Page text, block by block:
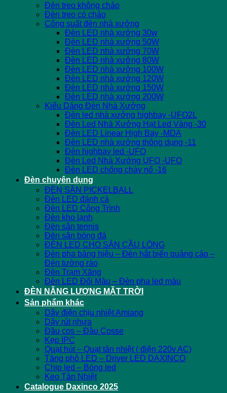
Đèn treo không chảo
Đèn treo có chảo
Công suất đèn nhà xưởng
Đèn LED nhà xưởng 30w
Đèn LED nhà xưởng 50W
Đèn LED nhà xưởng 70W
Đèn LED nhà xưởng 80W
Đèn LED nhà xưởng 100W
Đèn LED nhà xưởng 120W
Đèn LED nhà xưởng 150W
Đèn LED nhà xưởng 200W
Kiểu Dáng Đèn Nhà Xưởng
Đèn led nhà xưởng highbay -UFO2L
Đèn Led Nhà Xưởng Hạt Led Vàng -30
Đèn LED Linear High Bay -MDA
Đèn LED nhà xưởng thông dụng -11
Đèn highbay led -UFO
Đèn Led Nhà Xưởng UFO -UFO
Đèn LED chống cháy nổ -16
Đèn chuyên dụng
ĐÈN SÂN PICKELBALL
Đèn LED đánh cá
Đèn LED Công Trình
Đèn kho lạnh
Đèn sân tennis
Đèn sân bóng đá
ĐÈN LED CHO SÂN CẦU LÔNG
Đèn pha bảng hiệu – Đèn hắt biển quảng cáo –
Đèn tường rào
Đèn Trạm Xăng
Đèn LED Đổi Màu – Đèn pha led màu
ĐÈN NĂNG LƯỢNG MẶT TRỜI
Sản phẩm khác
Dây điện chịu nhiệt Amiang
Dây rút nhựa
Đầu cos – Đầu Cosse
Kẹp IPC
Quạt hút – Quạt tản nhiệt ( điện 220v AC)
Tăng phô LED – Driver LED DAXINCO
Chip led – Bóng led
Keo Tản Nhiệt
Catalogue Daxinco 2025